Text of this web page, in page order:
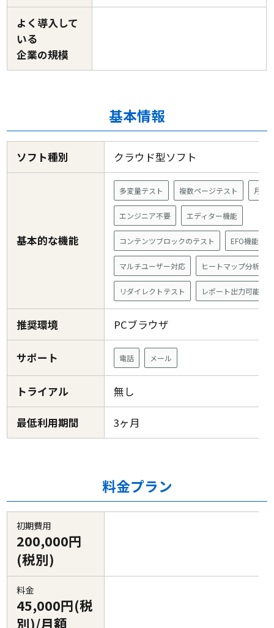
よく導入して
いる
企業の規模
基本情報
ソフト種別 クラウド型ソフト
基本的な機能
多変量テスト 複数ページテスト 月額
エンジニア不要 エディター機能
コンテンツブロックのテスト EFO機能
マルチユーザー対応 ヒートマップ分析
リダイレクトテスト レポート出力可能
推奨環境 PCブラウザ
サポート 電話 メール
トライアル 無し
最低利用期間 3ヶ月
料金プラン
初期費用
200,000円
(税別)
料金
45,000円(税
別)/月額